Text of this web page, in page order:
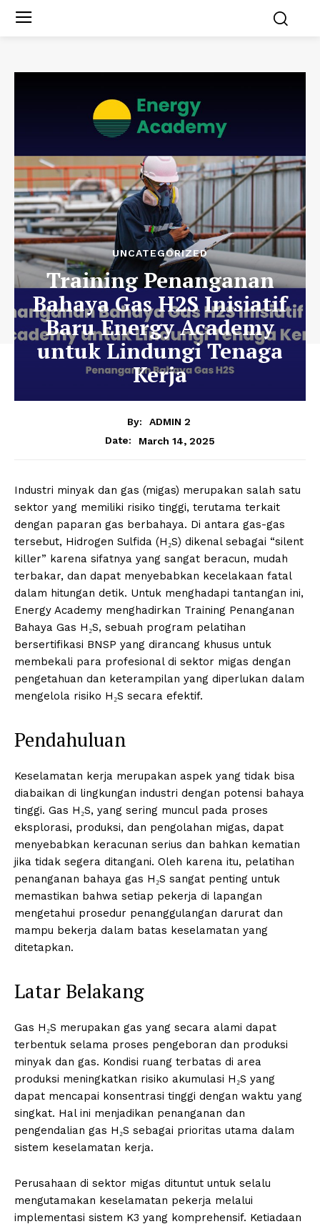
UNCATEGORIZED
Training Penanganan
Bahaya Gas H2S Inisiatif
Baru Energy Academy
untuk Lindungi Tenaga
Kerja
By:
ADMIN 2
Date:
March 14, 2025
Industri minyak dan gas (migas) merupakan salah satu
sektor yang memiliki risiko tinggi, terutama terkait
dengan paparan gas berbahaya. Di antara gas-gas
tersebut, Hidrogen Sulfida (H₂S) dikenal sebagai “silent
killer” karena sifatnya yang sangat beracun, mudah
terbakar, dan dapat menyebabkan kecelakaan fatal
dalam hitungan detik. Untuk menghadapi tantangan ini,
Energy Academy menghadirkan Training Penanganan
Bahaya Gas H₂S, sebuah program pelatihan
bersertifikasi BNSP yang dirancang khusus untuk
membekali para profesional di sektor migas dengan
pengetahuan dan keterampilan yang diperlukan dalam
mengelola risiko H₂S secara efektif.
Pendahuluan
Keselamatan kerja merupakan aspek yang tidak bisa
diabaikan di lingkungan industri dengan potensi bahaya
tinggi. Gas H₂S, yang sering muncul pada proses
eksplorasi, produksi, dan pengolahan migas, dapat
menyebabkan keracunan serius dan bahkan kematian
jika tidak segera ditangani. Oleh karena itu, pelatihan
penanganan bahaya gas H₂S sangat penting untuk
memastikan bahwa setiap pekerja di lapangan
mengetahui prosedur penanggulangan darurat dan
mampu bekerja dalam batas keselamatan yang
ditetapkan.
Latar Belakang
Gas H₂S merupakan gas yang secara alami dapat
terbentuk selama proses pengeboran dan produksi
minyak dan gas. Kondisi ruang terbatas di area
produksi meningkatkan risiko akumulasi H₂S yang
dapat mencapai konsentrasi tinggi dengan waktu yang
singkat. Hal ini menjadikan penanganan dan
pengendalian gas H₂S sebagai prioritas utama dalam
sistem keselamatan kerja.
Perusahaan di sektor migas dituntut untuk selalu
mengutamakan keselamatan pekerja melalui
implementasi sistem K3 yang komprehensif. Ketiadaan